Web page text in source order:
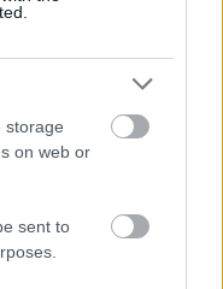
storage
on web or
sent to